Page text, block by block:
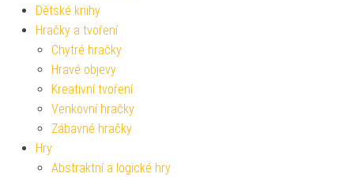
Dětské knihy
Hračky a tvoření
Chytré hračky
Hravé objevy
Kreativní tvoření
Venkovní hračky
Zábavné hračky
Hry
Abstraktní a logické hry